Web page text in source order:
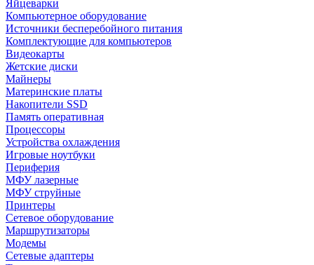
Яйцеварки
Компьютерное оборудование
Источники бесперебойного питания
Комплектующие для компьютеров
Видеокарты
Жетские диски
Майнеры
Материнские платы
Накопители SSD
Память оперативная
Процессоры
Устройства охлаждения
Игровые ноутбуки
Периферия
МФУ лазерные
МФУ струйные
Принтеры
Сетевое оборудование
Маршрутизаторы
Модемы
Сетевые адаптеры